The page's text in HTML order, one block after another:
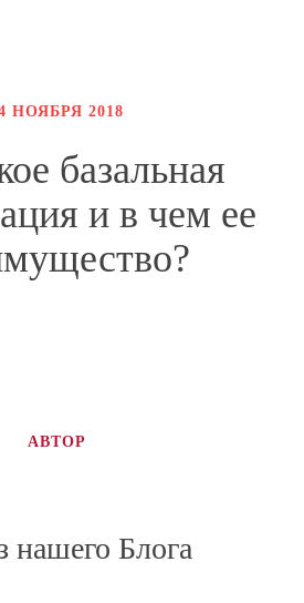
НОЯБРЯ 2018
базальная
и в чем ее
АВТОР
нашего Блога